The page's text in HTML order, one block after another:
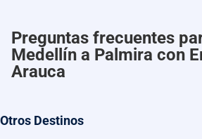
Preguntas frecuentes
Medellín a Palmira con
Arauca
Otros Destinos